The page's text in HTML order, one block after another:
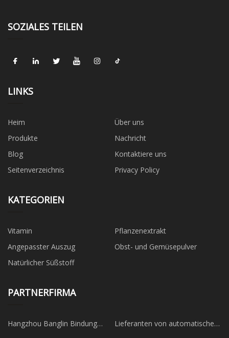
SOZIALES TEILEN
LINKS
Heim
Über uns
Produkte
Nachricht
Blog
Kontaktiere uns
Seitenverzeichnis
Privacy Policy
KATEGORIEN
Vitamin
Pflanzenextrakt
Angepasster Auszug
Obst- und Gemüsepulver
Natürlicher Süßstoff
PARTNERFIRMA
Hangzhou Banglin Bindung
Lieferanten von automatischen